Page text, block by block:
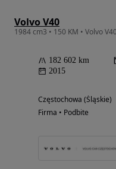
Volvo V40
1984 cm3 • 150 KM • Volvo
182 602 km
2015
Częstochowa (Śląskie)
Firma • Podbite